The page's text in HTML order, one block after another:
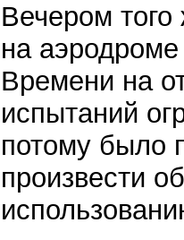
Вечером
на
Времени на
испытаний
потому было
произвести